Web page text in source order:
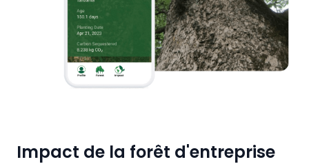
Impact de la forêt d'entreprise